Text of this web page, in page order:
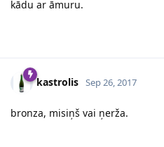
kādu ar āmuru.
kastrolis Sep 26, 2017
bronza, misiņš vai ņerža.